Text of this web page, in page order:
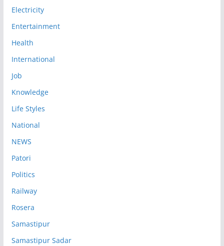
Electricity
Entertainment
Health
International
Job
Knowledge
Life Styles
National
NEWS
Patori
Politics
Railway
Rosera
Samastipur
Samastipur Sadar